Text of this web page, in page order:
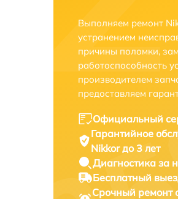
Выполняем ремонт
устранением
причины поломки,
работоспособность
производителем
предоставляем
Официальный
Гарантийное
Nikkor до 3 лет
Диагностика за
Бесплатный
Срочный ремонт